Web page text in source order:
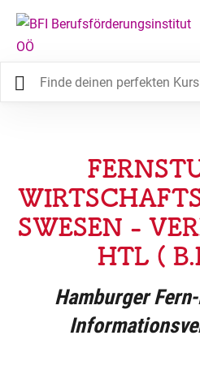
SWESEN -
HTL (
Hamburger